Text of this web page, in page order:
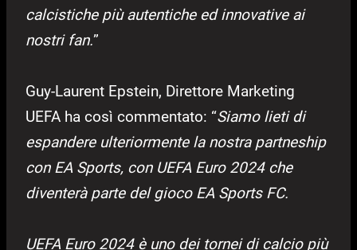
calcistiche più autentiche ed innovative ai
nostri fan.”
Guy-Laurent Epstein, Direttore Marketing
UEFA ha così commentato: “Siamo lieti di
espandere ulteriormente la nostra partneship
con EA Sports, con UEFA Euro 2024 che
diventerà parte del gioco EA Sports FC.
UEFA Euro 2024 è uno dei tornei di calcio più